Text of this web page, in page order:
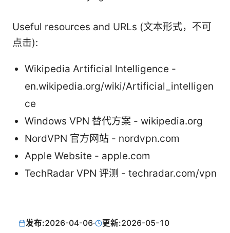
Useful resources and URLs (文本形式，不可
点击):
Wikipedia Artificial Intelligence -
en.wikipedia.org/wiki/Artificial_intelligen
ce
Windows VPN 替代方案 - wikipedia.org
NordVPN 官方网站 - nordvpn.com
Apple Website - apple.com
TechRadar VPN 评测 - techradar.com/vpn
发布:2026-04-06· 更新:2026-05-10